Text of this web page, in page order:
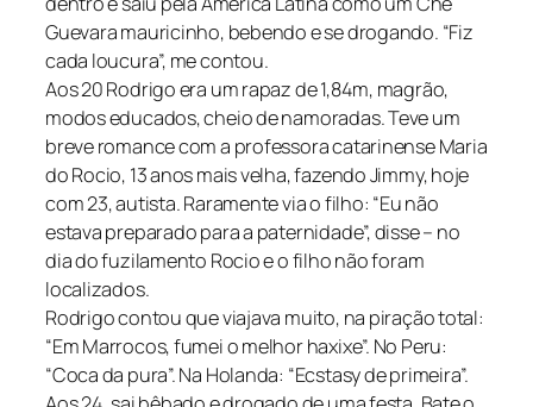
Guevara mauricinho, bebendo e se drogando. “Fiz
cada loucura”, me contou.
Aos 20 Rodrigo era um rapaz de 1,84m, magrão,
modos educados, cheio de namoradas. Teve um
breve romance com a professora catarinense Maria
do Rocio, 13 anos mais velha, fazendo Jimmy, hoje
com 23, autista. Raramente via o filho: “Eu não
estava preparado para a paternidade”, disse – no
dia do fuzilamento Rocio e o filho não foram
localizados.
Rodrigo contou que viajava muito, na piração total:
“Em Marrocos, fumei o melhor haxixe”. No Peru:
“Coca da pura”. Na Holanda: “Ecstasy de primeira”.